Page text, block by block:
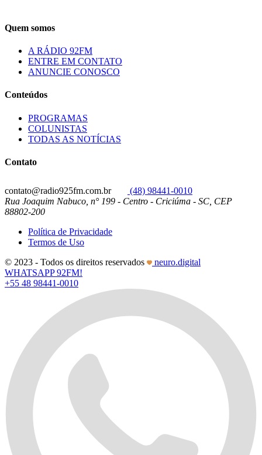
Quem somos
A RÁDIO 92FM
ENTRE EM CONTATO
ANUNCIE CONOSCO
Conteúdos
PROGRAMAS
COLUNISTAS
TODAS AS NOTÍCIAS
Contato
contato@radio925fm.com.br
(48) 98441-0010
Rua Joaquim Nabuco, n° 199 - Centro - Criciúma - SC, CEP
88802-200
Política de Privacidade
Termos de Uso
© 2023 - Todos os direitos reservados
neuro.digital
WHATSAPP 92FM!
+55 48 98441-0010